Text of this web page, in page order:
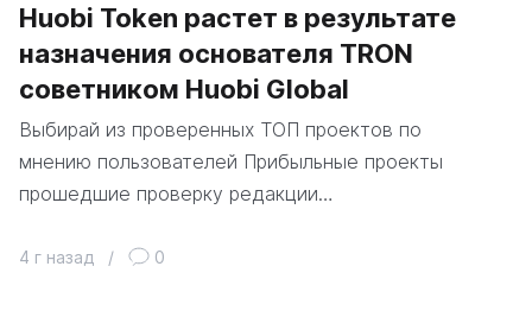
Huobi Token растет в результате
назначения основателя TRON
советником Huobi Global
Выбирай из проверенных ТОП проектов по
мнению пользователей Прибыльные проекты
прошедшие проверку редакции…
4 г назад / 0